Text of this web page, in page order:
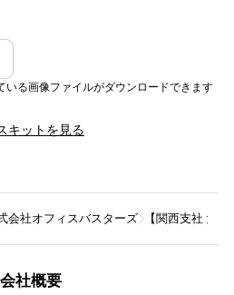
いる画像ファイルがダウンロードできます
キットを見る
会社オフィスバスターズ 【関西支社 大
会社概要